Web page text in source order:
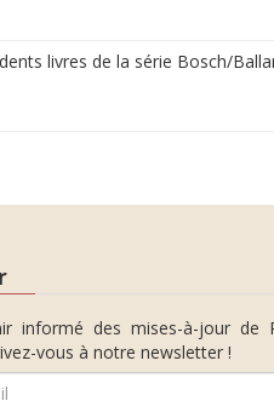
livres de la série Bosch/
informé des mises-à-jour de
vous à notre newsletter !